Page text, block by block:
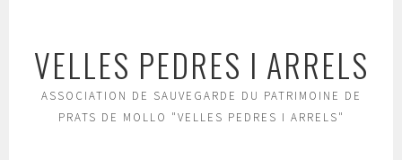
contenu
principal
VELLES PEDRES I ARRELS
ASSOCIATION DE SAUVEGARDE DU PATRIMOINE DE
PRATS DE MOLLO "VELLES PEDRES I ARRELS"